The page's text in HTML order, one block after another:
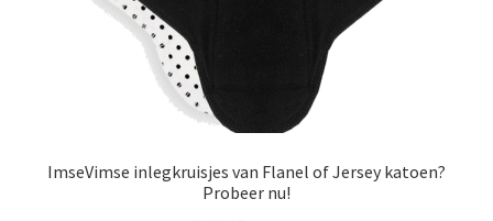
ImseVimse inlegkruisjes van Flanel of Jersey katoen?
Probeer nu!